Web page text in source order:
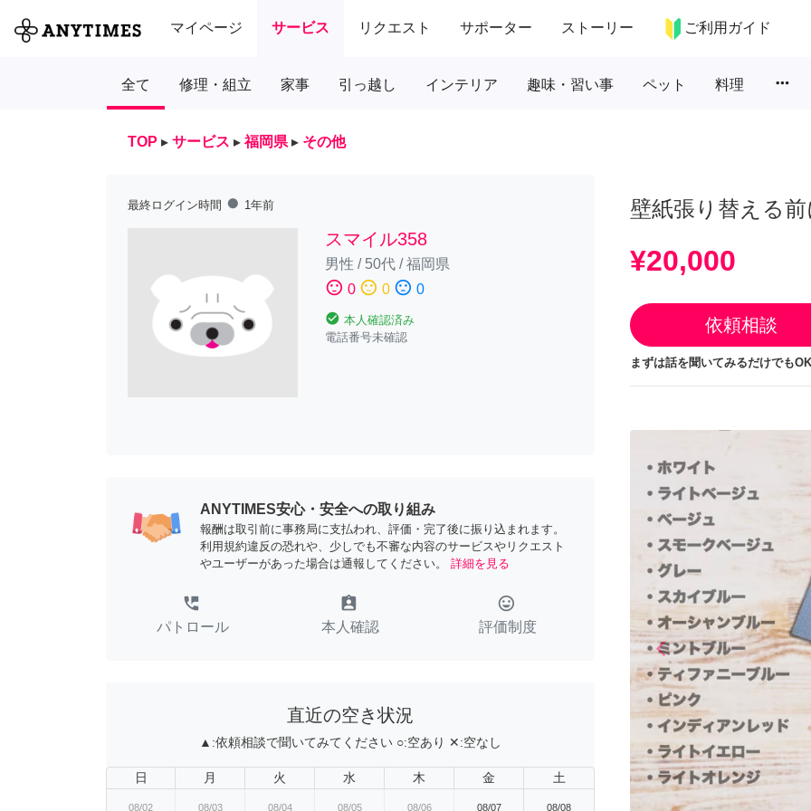
マイページ サービス リクエスト サポーター ストーリー ご利用ガイド
全て 修理・組立 家事 引っ越し インテリア 趣味・習い事 ペット 料理 more_horiz
TOP ▸ サービス ▸ 福岡県 ▸ その他
最終ログイン時間 fiber_manual_record 1年前
スマイル358
男性 / 50代/福岡県
sentiment_satisfied 0 sentiment_neutral 0 sentiment_dissatisfied 0
check_circle 本人確認済み
電話番号未確認
ANYTIMES安心・安全への取り組み
報酬は取引前に事務局に支払われ、評価・完了後に振り込まれます。
利用規約違反の恐れや、少しでも不審な内容のサービスやリクエスト
やユーザーがあった場合は通報してください。
詳細を見る
perm_phone_msg
パトロール
assignment_ind
本人確認
tag_faces
評価制度
直近の空き状況
▲:依頼相談で聞いてみてください ○:空あり ✕:空なし
日 月 火 水 木 金 土
08/02 08/03 08/04 08/05 08/06 08/07 08/08
壁紙張り替える
¥20,000
依頼相談
まずは話を聞いてみるだけでも
arrow_back_iosPrevious